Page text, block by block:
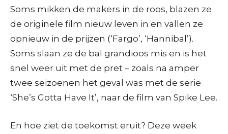
Soms mikken de makers in de roos, blazen ze
de originele film nieuw leven in en vallen ze
opnieuw in de prijzen (‘Fargo’, ‘Hannibal’).
Soms slaan ze de bal grandioos mis en is het
snel weer uit met de pret – zoals na amper
twee seizoenen het geval was met de serie
‘She’s Gotta Have It’, naar de film van Spike Lee.
En hoe ziet de toekomst eruit? Deze week